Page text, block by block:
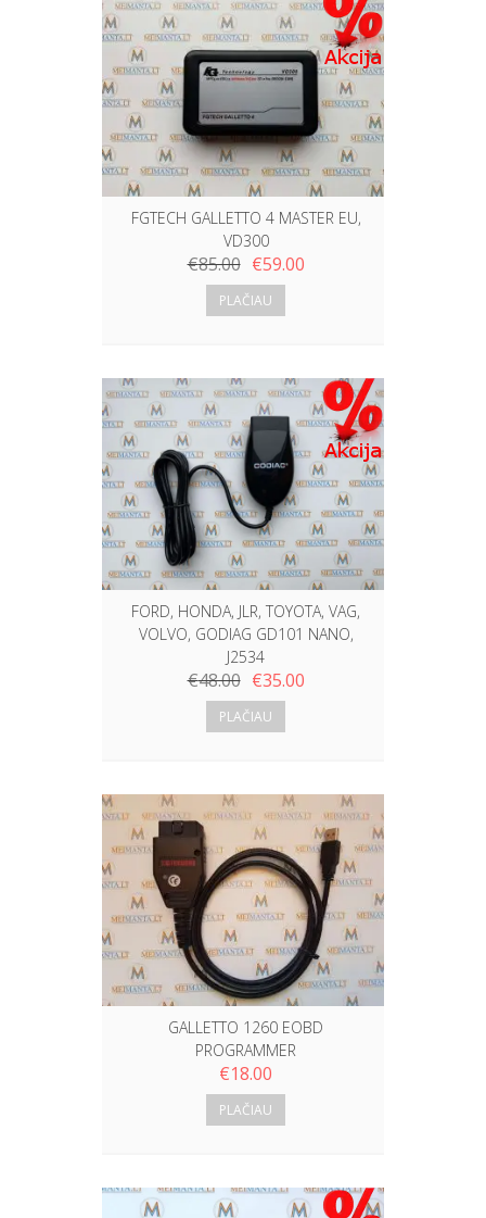
FGTECH GALLETTO 4 MASTER EU,
VD300
€85.00 €59.00
PLAČIAU
FORD, HONDA, JLR, TOYOTA, VAG,
VOLVO, GODIAG GD101 NANO,
J2534
€48.00 €35.00
PLAČIAU
GALLETTO 1260 EOBD
PROGRAMMER
€18.00
PLAČIAU